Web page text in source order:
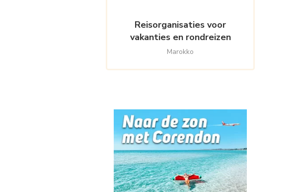
Reisorganisaties voor
vakanties en rondreizen
Marokko